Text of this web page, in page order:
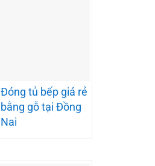
Đóng tủ bếp giá rẻ
bằng gỗ tại Đồng
Nai